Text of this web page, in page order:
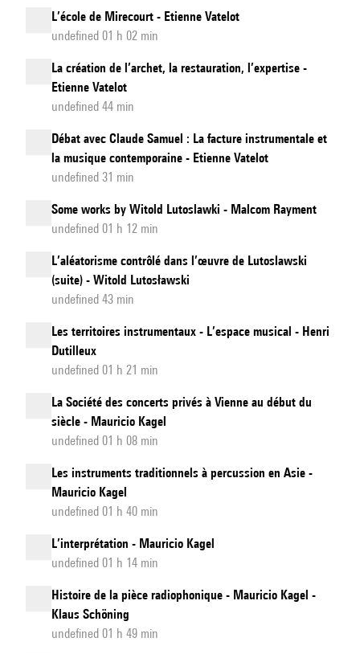
L’école de Mirecourt - Etienne Vatelot
undefined 01 h 02 min
La création de l’archet, la restauration, l’expertise -
Etienne Vatelot
undefined 44 min
Débat avec Claude Samuel : La facture instrumentale et
la musique contemporaine - Etienne Vatelot
undefined 31 min
Some works by Witold Lutoslawki - Malcom Rayment
undefined 01 h 12 min
L’aléatorisme contrôlé dans l’œuvre de Lutoslawski
(suite) - Witold Lutosławski
undefined 43 min
Les territoires instrumentaux - L’espace musical - Henri
Dutilleux
undefined 01 h 21 min
La Société des concerts privés à Vienne au début du
siècle - Mauricio Kagel
undefined 01 h 08 min
Les instruments traditionnels à percussion en Asie -
Mauricio Kagel
undefined 01 h 40 min
L’interprétation - Mauricio Kagel
undefined 01 h 14 min
Histoire de la pièce radiophonique - Mauricio Kagel -
Klaus Schöning
undefined 01 h 49 min